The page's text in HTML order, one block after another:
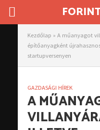
Kezdőlap » A műanyagot
építőanyagként
startupversenyen
GAZDASÁGI HÍREK
A